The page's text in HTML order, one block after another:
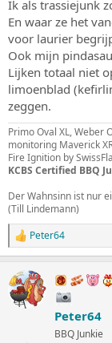
Ik als trassiejunk
En waar ze het
voor laurier
Ook mijn
Lijken totaal niet
limoenblad
zeggen.
Primo Oval XL, Weber
monitoring Maverick
Fire Ignition by
KCBS Certified BBQ
Der Wahnsinn ist nur
(Till Lindemann)
W
a
r
d
e
Peter64
Peter64
BBQ Junkie